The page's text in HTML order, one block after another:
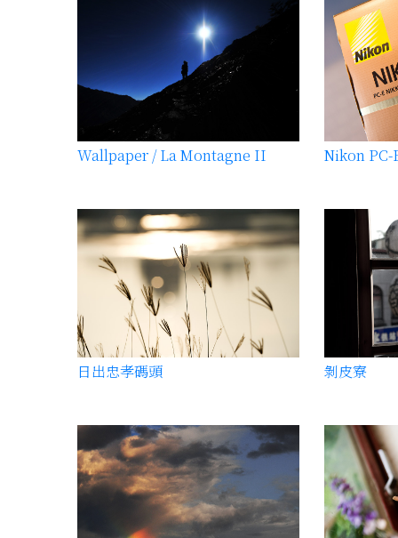
Wallpaper / La Montagne II
日出忠孝碼頭 剝皮寮